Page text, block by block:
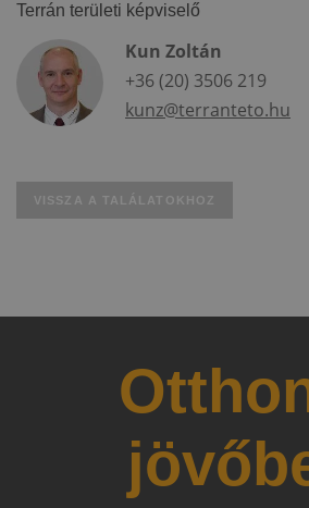
Terrán területi képviselő
Kun Zoltán
+36 (20) 3506 219
kunz@terranteto.hu
VISSZA A TALÁLATOKHOZ